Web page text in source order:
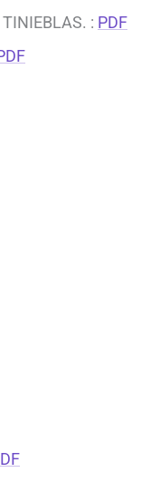
: PDF